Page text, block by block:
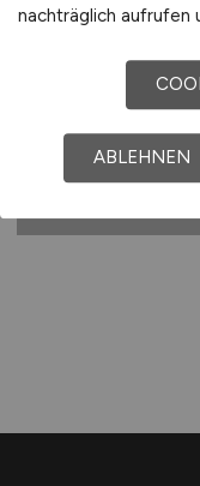
DG Nexolution
02.08.2026
Wiesbaden
nachträglich aufrufen
ABLEHNEN